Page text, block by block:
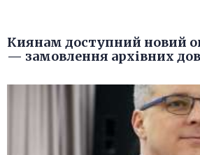
Киянам доступний новий
— замовлення архівних